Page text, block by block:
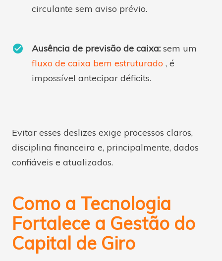
circulante sem aviso prévio.
Ausência de previsão de caixa: sem um
fluxo de caixa bem estruturado , é
impossível antecipar déficits.
Evitar esses deslizes exige processos claros,
disciplina financeira e, principalmente, dados
confiáveis e atualizados.
Como a Tecnologia
Fortalece a Gestão do
Capital de Giro